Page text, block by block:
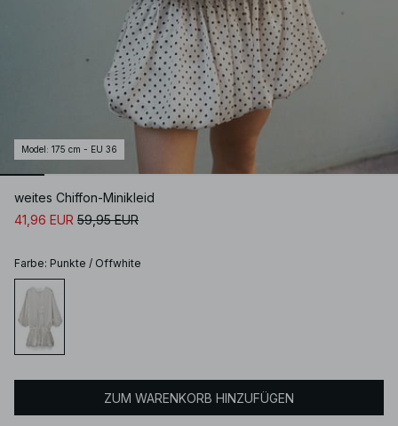
Model : 175 cm - EU 36
weites Chiffon-Minikleid
41,96 EUR 59,95 EUR
Farbe: Punkte / Offwhite
ZUM WARENKORB HINZUFÜGEN